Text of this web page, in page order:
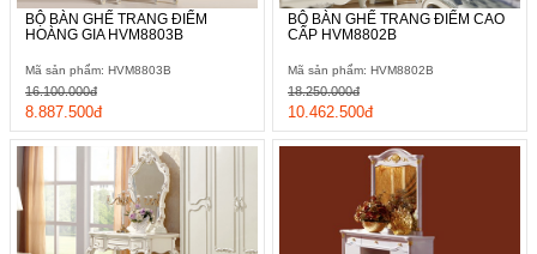
BỘ BÀN GHẾ TRANG ĐIỂM
HOÀNG GIA HVM8803B
Mã sản phẩm: HVM8803B
8.887.500đ
16.100.000đ
BỘ BÀN GHẾ TRANG ĐIỂM CAO
CẤP HVM8802B
Mã sản phẩm: HVM8802B
10.462.500đ
18.250.000đ